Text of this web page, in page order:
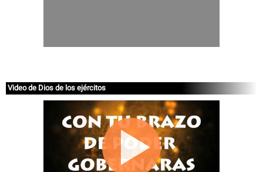
Video de Dios de los ejércitos